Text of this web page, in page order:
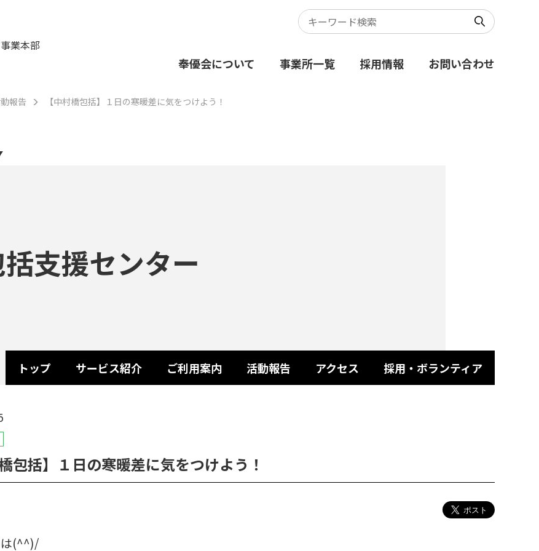
業本部
奉優会について 事業所一覧 採用情報 お問い合わせ
報告 【中村橋包括】１日の寒暖差に気をつけよう！
支援センター
トップ サービス紹介 ご利用案内 活動報告 アクセス 採用・ボランティア
橋包括】１日の寒暖差に気をつけよう！
は(^^)/